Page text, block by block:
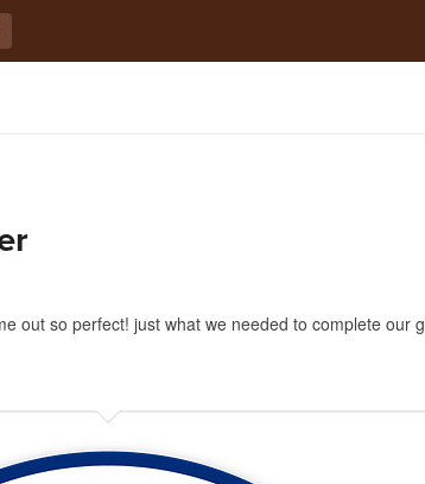
out so perfect! just what we needed to complete our